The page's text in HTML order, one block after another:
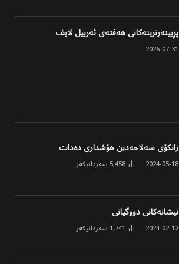
پڕبینەرترینەکانی هەفتەی ئەربیل لایف
2026-07-31
زانکۆی سەلاحەدین هۆشداری دەدات
2024-05-18
5,458 سەردانیکەر
نیشانەکانی دووگیانی
2024-02-12
1,741 سەردانیکەر